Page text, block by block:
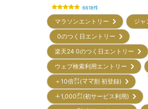
6618件
マラソンエントリー
ジ
0のつく日エントリー
楽天24 0のつく日エントリー
ウェブ検索利用エントリー
＋10倍㌽(ママ割 初登録)
＋1,000㌽(初サービス利用)